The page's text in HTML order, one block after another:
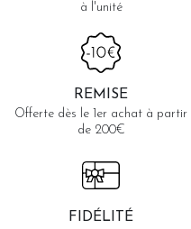
à l'unité
REMISE
Offerte dès le 1er achat à partir
de 200€
FIDÉLITÉ